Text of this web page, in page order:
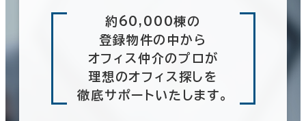
約60,000棟の
登録物件の中から
オフィス仲介のプロが
理想のオフィス探しを
徹底サポートいたします。